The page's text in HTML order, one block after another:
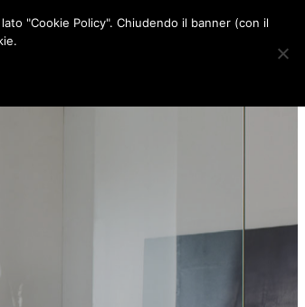
o
g
r
d
"Cookie Policy". Chiudendo il banner (con il